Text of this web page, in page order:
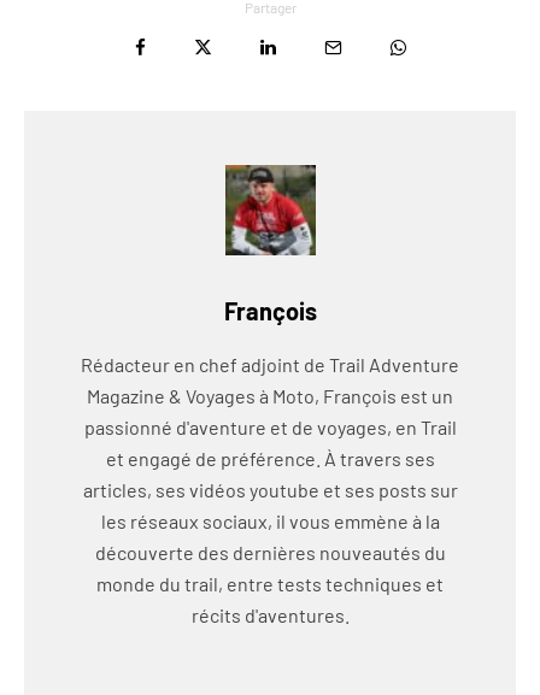
Partager
François
Rédacteur en chef adjoint de Trail Adventure
Magazine & Voyages à Moto, François est un
passionné d'aventure et de voyages, en Trail
et engagé de préférence. À travers ses
articles, ses vidéos youtube et ses posts sur
les réseaux sociaux, il vous emmène à la
découverte des dernières nouveautés du
monde du trail, entre tests techniques et
récits d'aventures.